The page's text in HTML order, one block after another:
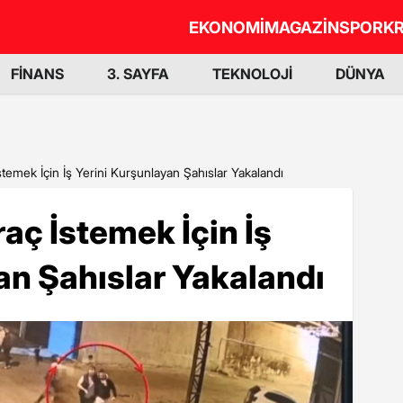
EKONOMİMAGAZİNSPOR
FİNANS 3. SAYFA TEKNOLOJİ DÜNYA
İçin İş Yerini Kurşunlayan Şahıslar Yakalandı
İstemek İçin İş
Şahıslar Yakalandı